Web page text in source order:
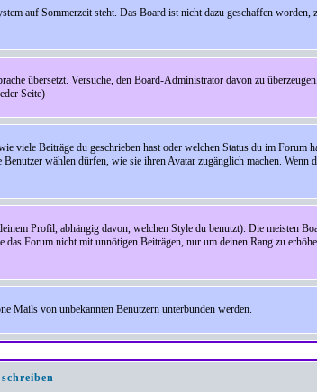
auf Sommerzeit steht. Das Board ist nicht dazu geschaffen
übersetzt. Versuche, den Board-Administrator davon zu
Seite)
viele Beiträge du geschrieben hast oder welchen Status du im Forum
wählen dürfen, wie sie ihren Avatar zugänglich machen. Wenn
Profil, abhängig davon, welchen Style du benutzt). Die meisten
Forum nicht mit unnötigen Beiträgen, nur um deinen Rang zu
Mails von unbekannten Benutzern unterbunden werden.